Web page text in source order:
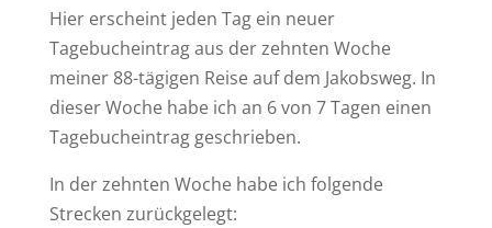
Hier erscheint jeden Tag ein neuer
Tagebucheintrag aus der zehnten Woche
meiner 88-tägigen Reise auf dem Jakobsweg. In
dieser Woche habe ich an 6 von 7 Tagen einen
Tagebucheintrag geschrieben.
In der zehnten Woche habe ich folgende
Strecken zurückgelegt: